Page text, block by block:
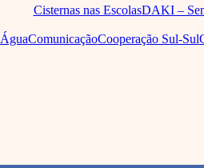
Cisternas nas EscolasDAKI –
ÁguaComunicaçãoCooperação Sul-Sul